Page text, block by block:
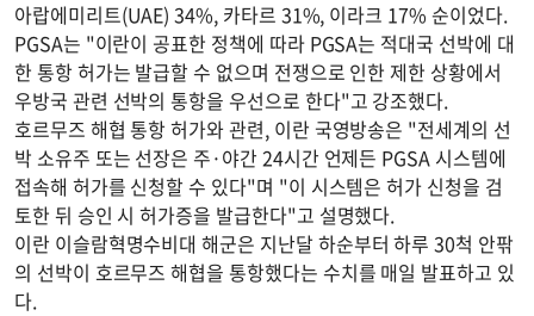
아랍에미리트(UAE) 34%, 카타르 31%, 이라크 17% 순이었다.
PGSA는 "이란이 공표한 정책에 따라 PGSA는 적대국 선박에 대
한 통항 허가는 발급할 수 없으며 전쟁으로 인한 제한 상황에서
우방국 관련 선박의 통항을 우선으로 한다"고 강조했다.
호르무즈 해협 통항 허가와 관련, 이란 국영방송은 "전세계의 선
박 소유주 또는 선장은 주·야간 24시간 언제든 PGSA 시스템에
접속해 허가를 신청할 수 있다"며 "이 시스템은 허가 신청을 검
토한 뒤 승인 시 허가증을 발급한다"고 설명했다.
이란 이슬람혁명수비대 해군은 지난달 하순부터 하루 30척 안팎
의 선박이 호르무즈 해협을 통항했다는 수치를 매일 발표하고 있
다.